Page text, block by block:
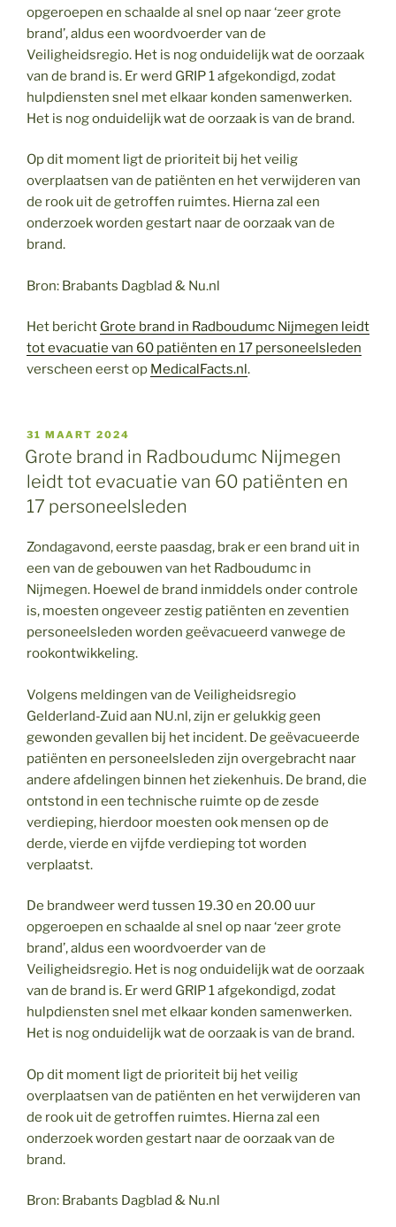
opgeroepen en schaalde al snel op naar ‘zeer grote
brand’, aldus een woordvoerder van de
Veiligheidsregio. Het is nog onduidelijk wat de oorzaak
van de brand is. Er werd GRIP 1 afgekondigd, zodat
hulpdiensten snel met elkaar konden samenwerken.
Het is nog onduidelijk wat de oorzaak is van de brand.
Op dit moment ligt de prioriteit bij het veilig
overplaatsen van de patiënten en het verwijderen van
de rook uit de getroffen ruimtes. Hierna zal een
onderzoek worden gestart naar de oorzaak van de
brand.
Bron: Brabants Dagblad & Nu.nl
Het bericht Grote brand in Radboudumc Nijmegen leidt
tot evacuatie van 60 patiënten en 17 personeelsleden
verscheen eerst op MedicalFacts.nl.
GEPLAATST
OP
31 MAART 2024
Grote brand in Radboudumc Nijmegen
leidt tot evacuatie van 60 patiënten en
17 personeelsleden
Zondagavond, eerste paasdag, brak er een brand uit in
een van de gebouwen van het Radboudumc in
Nijmegen. Hoewel de brand inmiddels onder controle
is, moesten ongeveer zestig patiënten en zeventien
personeelsleden worden geëvacueerd vanwege de
rookontwikkeling.
Volgens meldingen van de Veiligheidsregio
Gelderland-Zuid aan NU.nl, zijn er gelukkig geen
gewonden gevallen bij het incident. De geëvacueerde
patiënten en personeelsleden zijn overgebracht naar
andere afdelingen binnen het ziekenhuis. De brand, die
ontstond in een technische ruimte op de zesde
verdieping, hierdoor moesten ook mensen op de
derde, vierde en vijfde verdieping tot worden
verplaatst.
De brandweer werd tussen 19.30 en 20.00 uur
opgeroepen en schaalde al snel op naar ‘zeer grote
brand’, aldus een woordvoerder van de
Veiligheidsregio. Het is nog onduidelijk wat de oorzaak
van de brand is. Er werd GRIP 1 afgekondigd, zodat
hulpdiensten snel met elkaar konden samenwerken.
Het is nog onduidelijk wat de oorzaak is van de brand.
Op dit moment ligt de prioriteit bij het veilig
overplaatsen van de patiënten en het verwijderen van
de rook uit de getroffen ruimtes. Hierna zal een
onderzoek worden gestart naar de oorzaak van de
brand.
Bron: Brabants Dagblad & Nu.nl